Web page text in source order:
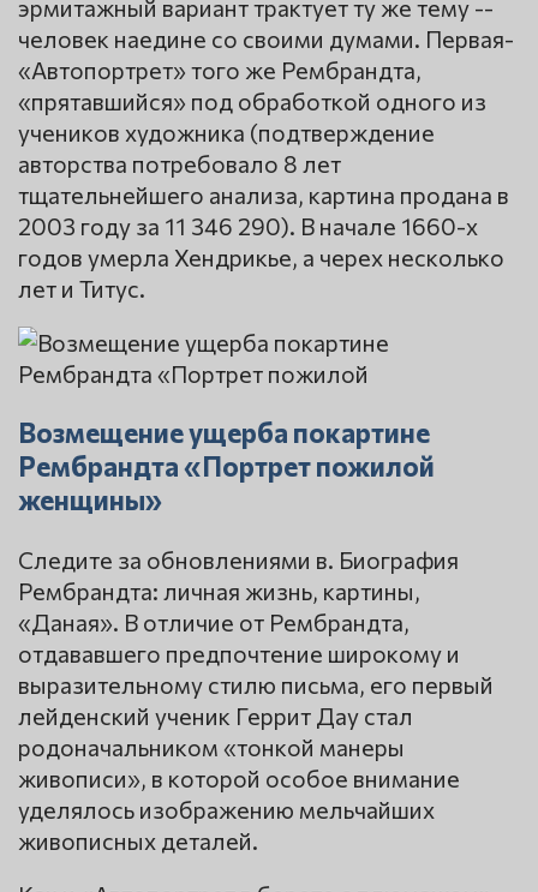
эрмитажный вариант трактует ту же тему --
человек наедине со своими думами. Первая-
«Автопортрет» того же Рембрандта,
«прятавшийся» под обработкой одного из
учеников художника (подтверждение
авторства потребовало 8 лет
тщательнейшего анализа, картина продана в
2003 году за 11 346 290). В начале 1660-х
годов умерла Хендрикье, а черех несколько
лет и Титус.
Возмещение ущерба покартине
Рембрандта «Портрет пожилой
женщины»
Следите за обновлениями в. Биография
Рембрандта: личная жизнь, картины,
«Даная». В отличие от Рембрандта,
отдававшего предпочтение широкому и
выразительному стилю письма, его первый
лейденский ученик Геррит Дау стал
родоначальником «тонкой манеры
живописи», в которой особое внимание
уделялось изображению мельчайших
живописных деталей.